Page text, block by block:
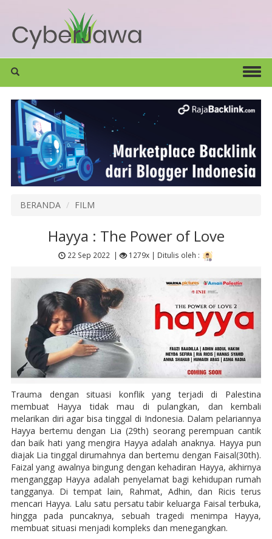
BERANDA FILM
Hayya : The Power of Love
22 Sep 2022| 1279x | Ditulis oleh :
Trauma dengan situasi konflik yang terjadi di Palestina
membuat Hayya tidak mau di pulangkan, dan kembali
melarikan diri agar bisa tinggal di Indonesia. Dalam pelariannya
Hayya bertemu dengan Lia (29th) seorang perempuan cantik
dan baik hati yang mengira Hayya adalah anaknya. Hayya pun
diajak Lia tinggal dirumahnya dan bertemu dengan Faisal(30th).
Faizal yang awalnya bingung dengan kehadiran Hayya, akhirnya
menganggap Hayya adalah penyelamat bagi kehidupan rumah
tangganya. Di tempat lain, Rahmat, Adhin, dan Ricis terus
mencari Hayya. Lalu satu persatu tabir keluarga Faisal terbuka,
hingga pada puncaknya, sebuah tragedi menimpa Hayya,
membuat situasi menjadi kompleks dan menegangkan.